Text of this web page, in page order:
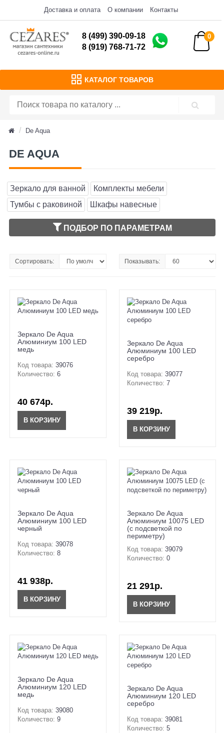
Доставка и оплата О компании Контакты
8 (499) 390-09-18
8 (919) 768-71-72
0
КАТАЛОГ ТОВАРОВ
De Aqua
DE AQUA
Зеркало для ванной
Комплекты мебели
Тумбы с раковиной
Шкафы навесные
ПОДБОР ПО ПАРАМЕТРАМ
Сортировать: Показывать:
Зеркало De Aqua
Алюминиум 100 LED
медь
Код товара: 39076
Количество: 6
40 674р.
В КОРЗИНУ
Зеркало De Aqua
Алюминиум 100 LED
серебро
Код товара: 39077
Количество: 7
39 219р.
В КОРЗИНУ
Зеркало De Aqua
Алюминиум 100 LED
черный
Код товара: 39078
Количество: 8
41 938р.
В КОРЗИНУ
Зеркало De Aqua
Алюминиум 10075 LED
(с подсветкой по
периметру)
Код товара: 39079
Количество: 0
21 291р.
В КОРЗИНУ
Зеркало De Aqua
Алюминиум 120 LED
медь
Код товара: 39080
Количество: 9
Зеркало De Aqua
Алюминиум 120 LED
серебро
Код товара: 39081
Количество: 5